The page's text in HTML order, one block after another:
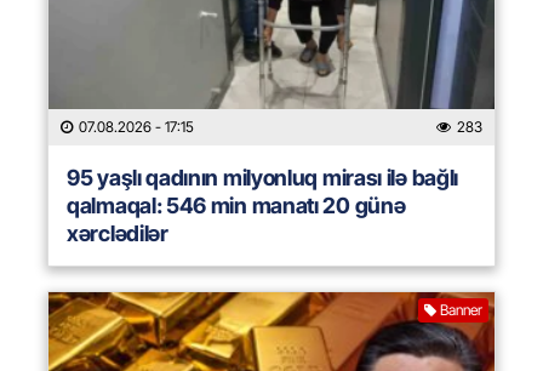
07.08.2026 - 17:15 283
95 yaşlı qadının milyonluq mirası ilə bağlı
qalmaqal: 546 min manatı 20 günə
xərclədilər
Banner